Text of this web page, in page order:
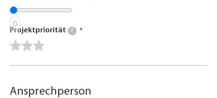
0
Projektpriorität ?
Ansprechperson